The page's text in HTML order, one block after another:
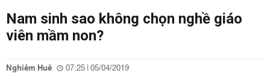
Nam sinh sao không chọn nghề giáo
viên mầm non?
Nghiêm Huê 07:25 | 05/04/2019